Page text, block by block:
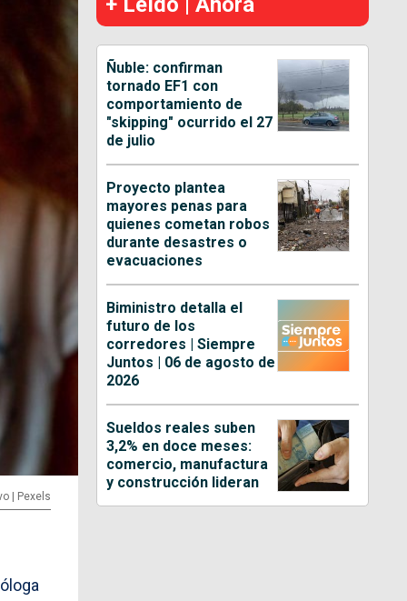
| Pexels
Ñuble: confirman
tornado EF1 con
comportamiento de
"skipping" ocurrido el 27
de julio
Proyecto plantea
mayores penas para
quienes cometan robos
durante desastres o
evacuaciones
Biministro detalla el
futuro de los
corredores | Siempre
Juntos | 06 de agosto de
2026
Sueldos reales suben
3,2% en doce meses:
comercio, manufactura
y construcción lideran